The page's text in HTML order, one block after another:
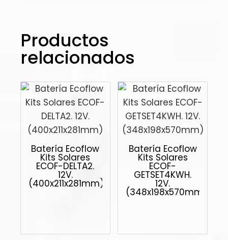
Productos
relacionados
Batería Ecoflow
Kits Solares
ECOF-DELTA2.
12V.
(400x211x281mm)
Batería Ecoflow
Kits Solares
ECOF-
GETSET4KWH.
12V.
(348x198x570mm)